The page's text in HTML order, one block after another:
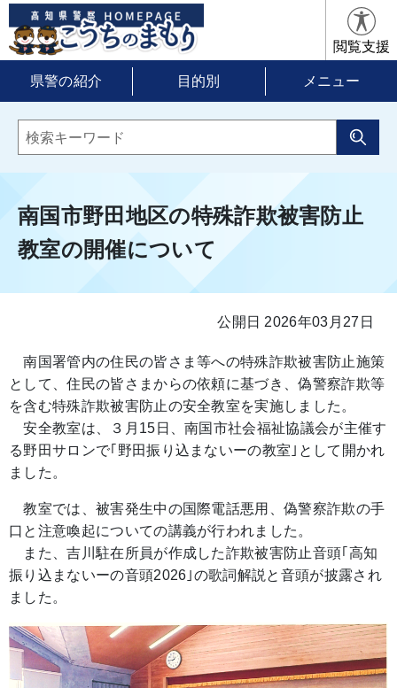
閲覧支援
県警の紹介 目的別 メニュー
南国市野田地区の特殊詐欺被害防止
教室の開催について
公開日 2026年03月27日
南国署管内の住民の皆さま等への特殊詐欺被害防止施策
として、住民の皆さまからの依頼に基づき、偽警察詐欺等
を含む特殊詐欺被害防止の安全教室を実施しました。
安全教室は、３月15日、南国市社会福祉協議会が主催す
る野田サロンで｢野田振り込まないーの教室｣として開かれ
ました。
教室では、被害発生中の国際電話悪用、偽警察詐欺の手
口と注意喚起についての講義が行われました。
また、吉川駐在所員が作成した詐欺被害防止音頭｢高知
振り込まないーの音頭2026｣の歌詞解説と音頭が披露され
ました。